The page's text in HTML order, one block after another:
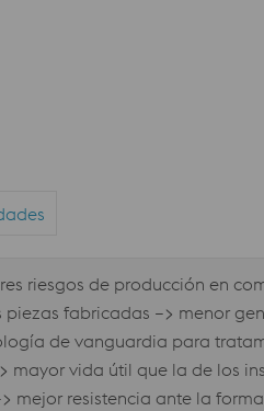
riesgos de producción en
fabricadas –> menor
de vanguardia para
mayor vida útil que la de los
mejor resistencia ante la